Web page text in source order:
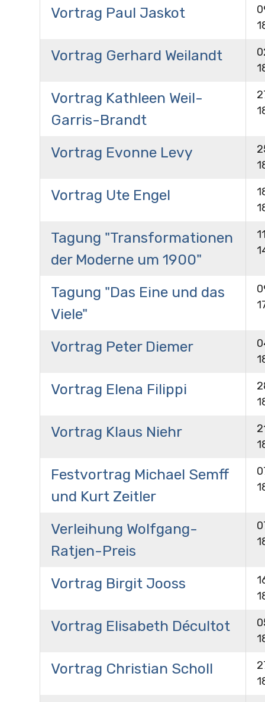
Vortrag Paul Jaskot
Vortrag Gerhard Weilandt
Vortrag Kathleen Weil-
Garris-Brandt
Vortrag Evonne Levy
Vortrag Ute Engel
Tagung "Transformationen
der Moderne um 1900"
Tagung "Das Eine und das
Viele"
Vortrag Peter Diemer
Vortrag Elena Filippi
Vortrag Klaus Niehr
Festvortrag Michael Semff
und Kurt Zeitler
Verleihung Wolfgang-
Ratjen-Preis
Vortrag Birgit Jooss
Vortrag Elisabeth Décultot
Vortrag Christian Scholl